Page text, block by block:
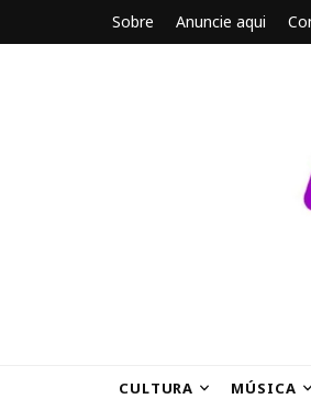
Sobre Anuncie aqui
CULTURA MÚSICA